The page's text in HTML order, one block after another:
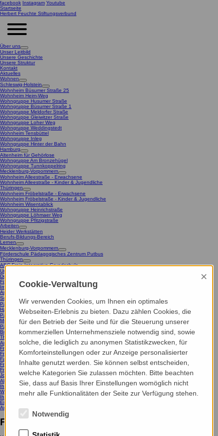
facebook Instagram Youtube
Startseite
Herbert Feuchte Stiftungsverbund
Über uns
Unser Leitbild
Unsere Geschichte
Unsere Struktur
Kontakt
Aktuelles
Wohnen
Schleswig-Holstein
Wohnheim Büsumer Straße 25
Wohnheim Heim-Weg
Wohngruppe Husumer Straße
Wohngruppe Büsumer Straße 1
Wohngruppe Meldorfer Straße
Wohngruppe Gleiwitzer Straße
Wohngruppe Loher Weg
Wohngruppe Weddingstedt
Wohnheim Tensbüttel
Wohngruppe Inleg
Wohngruppe Hinter der Bahn
Hamburg
Altenheim für Gehörlose
Wohngruppe Am Bronzehügel
Wohngruppe Tunnkoppelring
Mecklenburg-Vorpommern
Wohnheim Alleestraße - Erwachsene
Wohnheim Alleestraße - Kinder & Jugendliche
Thüringen
Wohnheim Fröbelstraße - Erwachsene
Wohnheim Fröbelstraße - Kinder & Jugendliche
Wohnheim Wisentablick
Wohngruppe Heinrichstraße
Wohngruppe Löhmaer Weg
Wohngruppe Pfitzigstraße
Arbeiten
Heider Werkstätten
Berufs-Bildungs-Bereich
Lernen
Mecklenburg-Vorpommern
Förderschule Pädagogisches Zentrum Putbus
Thüringen
ABC Freie Integrative Grundschule
Unser Kurzkonzept
Download Speiseplan
Förderschule Pädagogisches Zentrum Schleiz
Impressionen
Ambulant
Schleswig-Holstein
Pädagogische Assistenzen für Hörgeschädigte
Hamburg
Pädagogische Assistenzen für Hörgeschädigte
Mecklenburg-Vorpommern
Pädagogische Assistenzen für Hörgeschädigte
Beratungszentrum Kommunikation
Thüringen
Ambulant betreutes Wohnen
Frühförder- und Beratungszentrum Jena
Frühförder- und Beratungszentrum Gera
Familienunterstützender Dienst Schleiz
Frühförder- und Beratungszentrum Erfurt
Frühförder- und Beratungszentrum Schleiz
Jobs & Karriere
Aktuelle Stellenangebote
Ihr Einstieg bei uns
Wir als Arbeitgeber
Ihre Vorteile bei uns
Einblicke und Events
AmbulantThüringen
FFBZ Schleiz
Cookie-Verwaltung
×
Wir verwenden Cookies, um Ihnen ein optimales
Webseiten-Erlebnis zu bieten. Dazu zählen Cookies, die
für den Betrieb der Seite und für die Steuerung unserer
kommerziellen Unternehmensziele notwendig sind, sowie
solche, die lediglich zu anonymen Statistikzwecken, für
Komforteinstellungen oder zur Anzeige personalisierter
Inhalte genutzt werden. Sie können selbst entscheiden,
welche Kategorien Sie zulassen möchten. Bitte beachten
Sie, dass auf Basis Ihrer Einstellungen womöglich nicht
mehr alle Funktionalitäten der Seite zur Verfügung stehen.
Notwendig